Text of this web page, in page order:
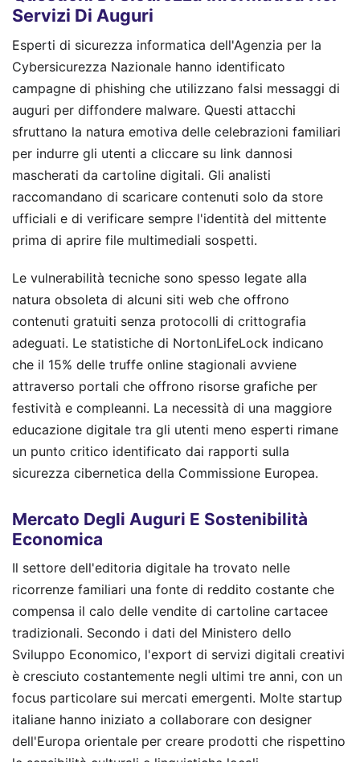
Servizi Di Auguri
Esperti di sicurezza informatica dell'Agenzia per la
Cybersicurezza Nazionale hanno identificato
campagne di phishing che utilizzano falsi messaggi di
auguri per diffondere malware. Questi attacchi
sfruttano la natura emotiva delle celebrazioni familiari
per indurre gli utenti a cliccare su link dannosi
mascherati da cartoline digitali. Gli analisti
raccomandano di scaricare contenuti solo da store
ufficiali e di verificare sempre l'identità del mittente
prima di aprire file multimediali sospetti.
Le vulnerabilità tecniche sono spesso legate alla
natura obsoleta di alcuni siti web che offrono
contenuti gratuiti senza protocolli di crittografia
adeguati. Le statistiche di NortonLifeLock indicano
che il 15% delle truffe online stagionali avviene
attraverso portali che offrono risorse grafiche per
festività e compleanni. La necessità di una maggiore
educazione digitale tra gli utenti meno esperti rimane
un punto critico identificato dai rapporti sulla
sicurezza cibernetica della Commissione Europea.
Mercato Degli Auguri E Sostenibilità
Economica
Il settore dell'editoria digitale ha trovato nelle
ricorrenze familiari una fonte di reddito costante che
compensa il calo delle vendite di cartoline cartacee
tradizionali. Secondo i dati del Ministero dello
Sviluppo Economico, l'export di servizi digitali creativi
è cresciuto costantemente negli ultimi tre anni, con un
focus particolare sui mercati emergenti. Molte startup
italiane hanno iniziato a collaborare con designer
dell'Europa orientale per creare prodotti che rispettino